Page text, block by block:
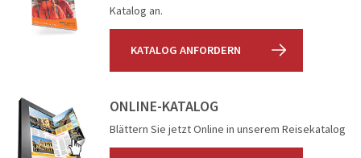
Katalog an.
KATALOG ANFORDERN
ONLINE-KATALOG
Blättern Sie jetzt Online in unserem Reisekatalog